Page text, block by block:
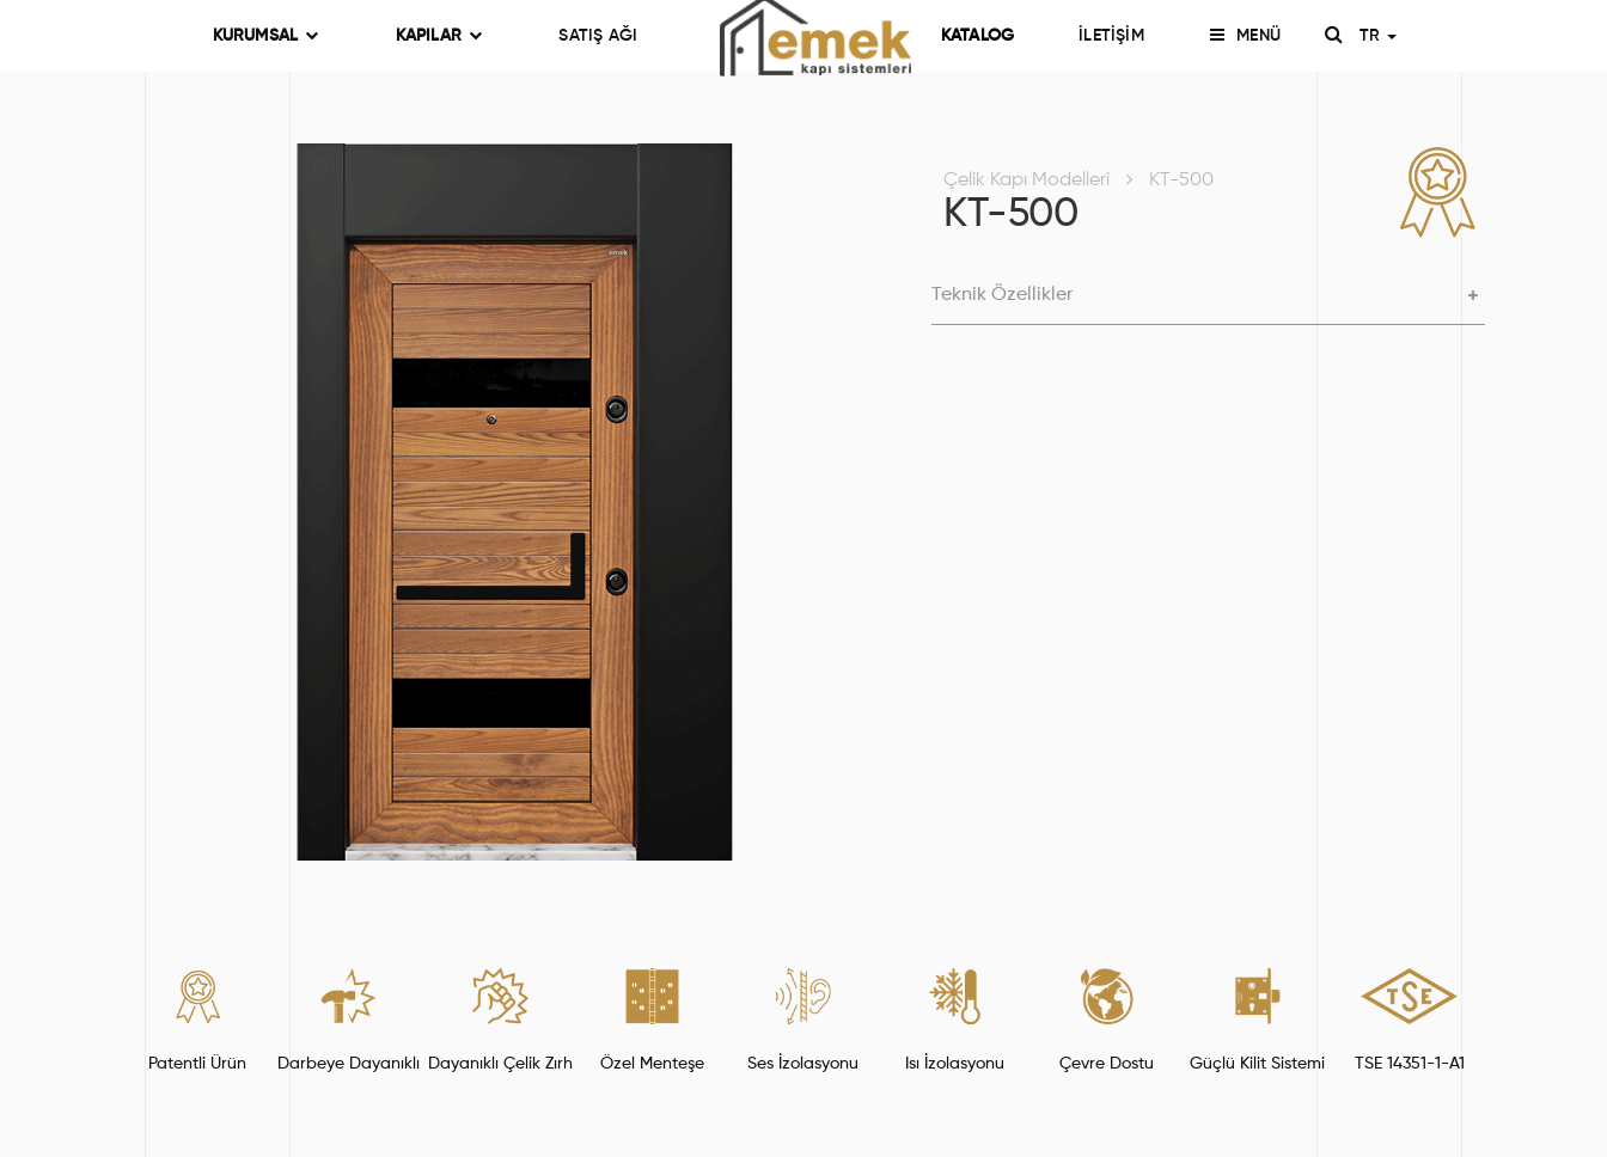
KURUMSAL KAPILAR SATIŞ AĞI KATALOG İLETİŞİM MENÜ TR
Çelik Kapı Modelleri KT-500
KT-500
Teknik Özellikler
Patentli Ürün Darbeye Dayanıklı Dayanıklı Çelik Zırh Özel Menteşe Ses İzolasyonu Isı İzolasyonu Çevre Dostu Güçlü Kilit Sistemi TSE 14351-1-A1